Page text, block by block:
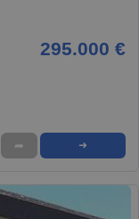
295.000 €
➦ ➜